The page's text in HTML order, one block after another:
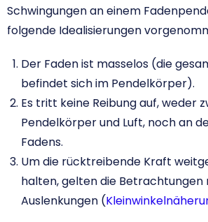
Schwingungen an einem
folgende Idealisierungen
Der Faden ist masselos (die
befindet sich im Pendelkörper).
Es tritt keine Reibung auf, weder
Pendelkörper und Luft, noch an
Fadens.
Um die rücktreibende Kraft
halten, gelten die Betrachtungen
Auslenkungen (